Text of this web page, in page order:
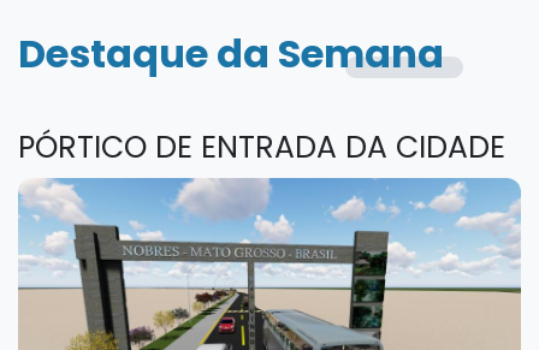
Destaque da Semana
PÓRTICO DE ENTRADA DA CIDADE